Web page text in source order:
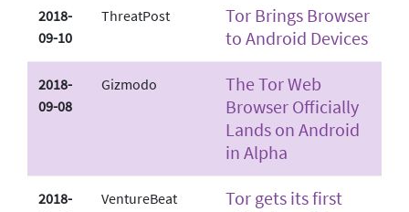
2018-
09-10
ThreatPost
Tor Brings Browser
to Android Devices
2018-
09-08
Gizmodo
The Tor Web
Browser Officially
Lands on Android
in Alpha
2018-
VentureBeat
Tor gets its first